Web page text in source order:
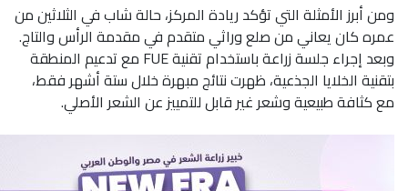
ومن أبرز الأمثلة التي تؤكد ريادة المركز، حالة شاب في الثلاثين من
عمره كان يعاني من صلع وراثي متقدم في مقدمة الرأس والتاج.
وبعد إجراء جلسة زراعة باستخدام تقنية FUE مع تدعيم المنطقة
بتقنية الخلايا الجذعية، ظهرت نتائج مبهرة خلال ستة أشهر فقط،
مع كثافة طبيعية وشعر غير قابل للتمييز عن الشعر الأصلي.